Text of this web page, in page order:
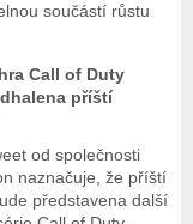
součástí růstu
Call of Duty
příští
od společnosti
naznačuje, že příští
představena další